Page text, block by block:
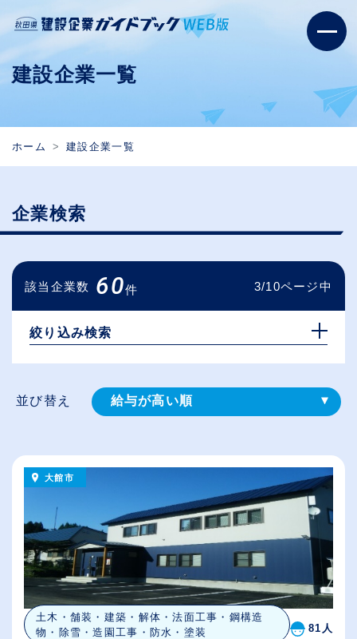
建設企業一覧
ホーム 建設企業一覧
企業検索
該当企業数 60件 3/10ページ中
絞り込み検索
並び替え 給与が高い順
休日数が多い順
大館市
土木・舗装・建築・解体・法面工事・鋼構造
物・除雪・造園工事・防水・塗装
81人